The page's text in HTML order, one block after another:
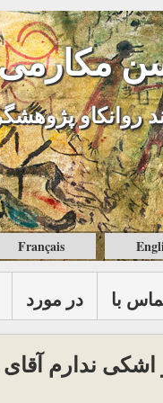
روانکاو
Français
در مورد با
ندارم آقای